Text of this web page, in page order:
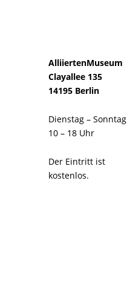
AlliiertenMuseum
Clayallee 135
14195 Berlin
Dienstag – Sonntag
10 – 18 Uhr
Der Eintritt ist
kostenlos.